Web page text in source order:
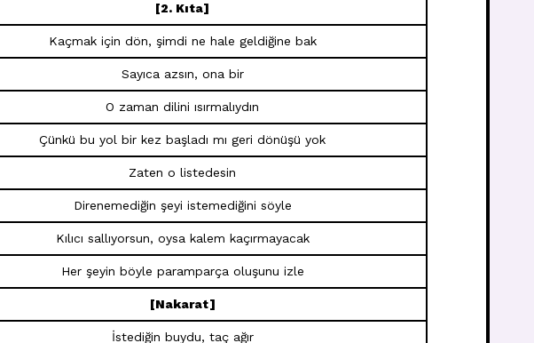
[2. Kıta]
Kaçmak için dön, şimdi ne hale geldiğine bak
Sayıca azsın, ona bir
O zaman dilini ısırmalıydın
Çünkü bu yol bir kez başladı mı geri dönüşü yok
Zaten o listedesin
Direnemediğin şeyi istemediğini söyle
Kılıcı sallıyorsun, oysa kalem kaçırmayacak
Her şeyin böyle paramparça oluşunu izle
[Nakarat]
İstediğin buydu, taç ağır